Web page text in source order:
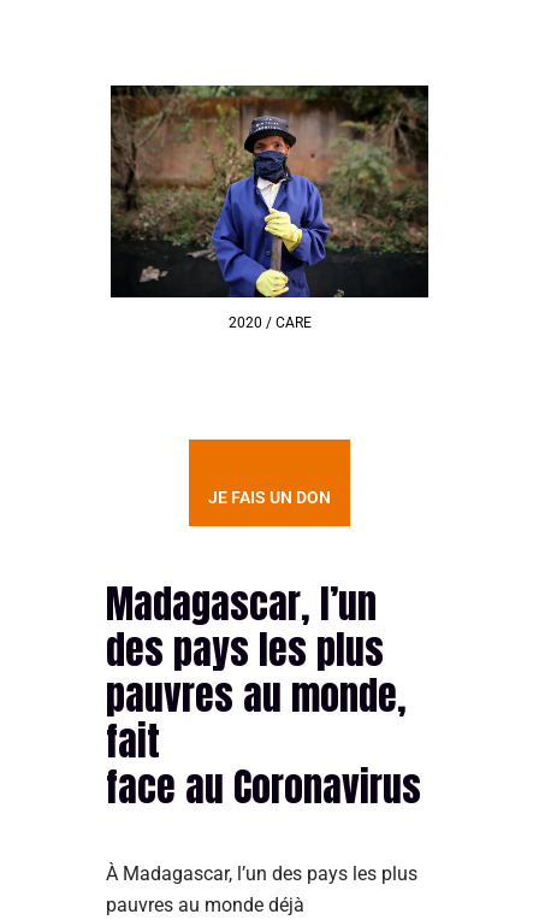
2020 / CARE
JE FAIS UN DON
Madagascar, l’un
des pays les plus
pauvres au monde,
fait
face au Coronavirus
À Madagascar, l’un des pays les plus
pauvres au monde déjà